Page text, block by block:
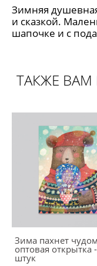
Зимняя
и сказкой.
шапочке и с
ТАКЖЕ
Зима пахнет
оптовая открытка
штук